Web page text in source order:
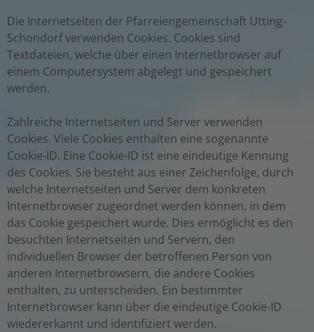
Die Internetseiten der Pfarreiengemeinschaft Utting-
Schondorf verwenden Cookies. Cookies sind
Textdateien, welche über einen Internetbrowser auf
einem Computersystem abgelegt und gespeichert
werden.
Zahlreiche Internetseiten und Server verwenden
Cookies. Viele Cookies enthalten eine sogenannte
Cookie-ID. Eine Cookie-ID ist eine eindeutige Kennung
des Cookies. Sie besteht aus einer Zeichenfolge, durch
welche Internetseiten und Server dem konkreten
Internetbrowser zugeordnet werden können, in dem
das Cookie gespeichert wurde. Dies ermöglicht es den
besuchten Internetseiten und Servern, den
individuellen Browser der betroffenen Person von
anderen Internetbrowsern, die andere Cookies
enthalten, zu unterscheiden. Ein bestimmter
Internetbrowser kann über die eindeutige Cookie-ID
wiedererkannt und identifiziert werden.